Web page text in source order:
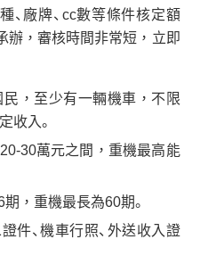
、廠牌、cc數等條件核定額
辦，審核時間非常短，立即
民，至少有一輛機車，不限
收入。
30萬元之間，重機最高能
，重機最長為60期。
件、機車行照、外送收入證